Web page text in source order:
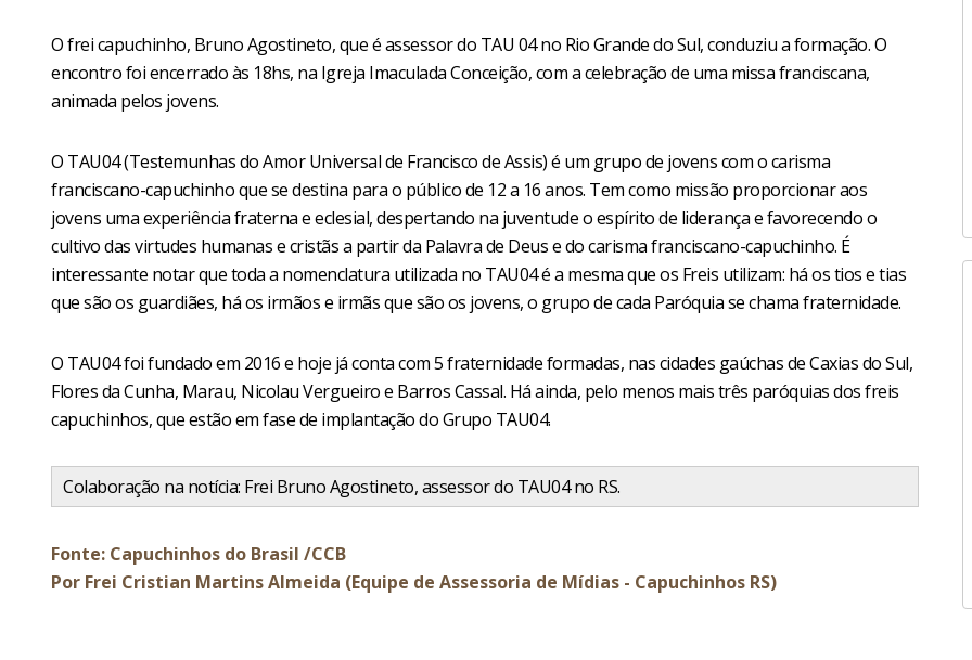
O frei capuchinho, Bruno Agostineto, que é assessor do TAU 04 no Rio Grande do Sul, conduziu a formação. O
encontro foi encerrado às 18hs, na Igreja Imaculada Conceição, com a celebração de uma missa franciscana,
animada pelos jovens.
O TAU04 (Testemunhas do Amor Universal de Francisco de Assis) é um grupo de jovens com o carisma
franciscano-capuchinho que se destina para o público de 12 a 16 anos. Tem como missão proporcionar aos
jovens uma experiência fraterna e eclesial, despertando na juventude o espírito de liderança e favorecendo o
cultivo das virtudes humanas e cristãs a partir da Palavra de Deus e do carisma franciscano-capuchinho. É
interessante notar que toda a nomenclatura utilizada no TAU04 é a mesma que os Freis utilizam: há os tios e tias
que são os guardiães, há os irmãos e irmãs que são os jovens, o grupo de cada Paróquia se chama fraternidade.
O TAU04 foi fundado em 2016 e hoje já conta com 5 fraternidade formadas, nas cidades gaúchas de Caxias do Sul,
Flores da Cunha, Marau, Nicolau Vergueiro e Barros Cassal. Há ainda, pelo menos mais três paróquias dos freis
capuchinhos, que estão em fase de implantação do Grupo TAU04.
Colaboração na notícia: Frei Bruno Agostineto, assessor do TAU04 no RS.
Fonte: Capuchinhos do Brasil /CCB
Por Frei Cristian Martins Almeida (Equipe de Assessoria de Mídias - Capuchinhos RS)